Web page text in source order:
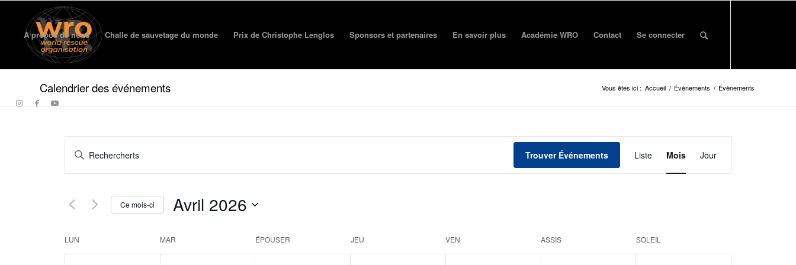
À propos de nous Challe de sauvetage du monde Prix ​​de Christophe Lenglos Sponsors et partenaires En savoir plus Académie WRO Contact Se connecter
Calendrier des événements Vous êtes ici : Accueil / Événements / Évènements
Événements
Recherche
et
vues
navigation
Entrez
mot-
Rechercher
Événements
mot-
Trouver Événements
Événement
Vues
navigation
Liste Mois Jour
Ce mois-ci Avril 2026
Calendrier
LUN MAR ÉPOUSER JEU VEN ASSIS SOLEIL